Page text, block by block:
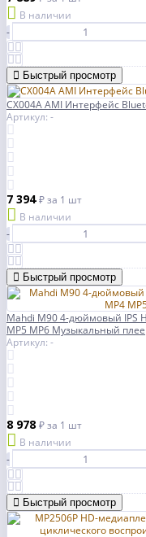
В наличии
-
Быстрый просмотр
CX004A AMI Интерфейс
Артикул: -
7 394₽за 1 шт
В наличии
-
Быстрый просмотр
Mahdi M90 4-дюймовый IPS
MP5 MP6 Музыкальный
Артикул: -
8 978 ₽за 1 шт
В наличии
-
Быстрый просмотр